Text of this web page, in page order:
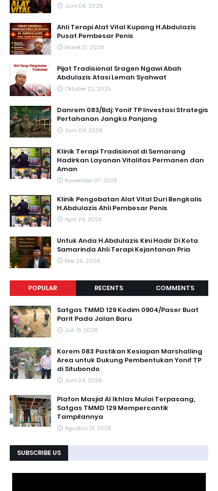
Juni 06, 2026
Ahli Terapi Alat Vital Kupang H.Abdulazis
Pusat Pembesar Penis
Maret 13, 2026
Pijat Tradisional Sragen Ngawi Abah
Abdulazis Atasi Lemah Syahwat
Oktober 22, 2025
Danrem 083/Bdj: Yonif TP Investasi Strategis
Pertahanan Jangka Panjang
Juni 04, 2026
Klinik Terapi Tradisional di Semarang
Hadirkan Layanan Vitalitas Permanen dan
Aman
November 07, 2025
Klinik Pengobatan Alat Vital Duri Bengkalis
H.Abdulazis Ahli Pembesar Penis
April 29, 2026
Untuk Anda H.Abdulazis Kini Hadir Di Kota
Samarinda Ahli Terapi Kejantanan Pria
Mei 29, 2026
POPULAR RECENTS COMMENTS
Satgas TMMD 129 Kodim 0904/Paser Buat
Parit Pada Jalan Baru
Juli 31, 2026
Korem 083 Pastikan Kesiapan Marshalling
Area untuk Dukung Pembentukan Yonif TP
di Situbondo
Juni 24, 2026
Plafon Masjid Al Ikhlas Mulai Terpasang,
Satgas TMMD 129 Mempercantik
Tampilannya
Agustus 01, 2026
SUBSCRIBE US